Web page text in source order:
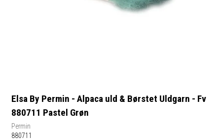
Elsa By Permin - Alpaca uld & Børstet Uldgarn - Fv
880711 Pastel Grøn
Permin
880711